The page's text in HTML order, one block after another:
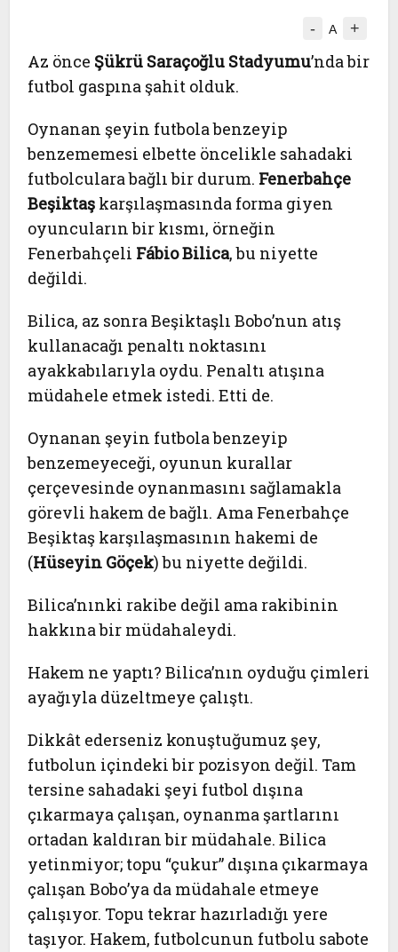
- A +
Az önce Şükrü Saraçoğlu Stadyumu’nda bir
futbol gaspına şahit olduk.
Oynanan şeyin futbola benzeyip
benzememesi elbette öncelikle sahadaki
futbolculara bağlı bir durum. Fenerbahçe
Beşiktaş karşılaşmasında forma giyen
oyuncuların bir kısmı, örneğin
Fenerbahçeli Fábio Bilica, bu niyette
değildi.
Bilica, az sonra Beşiktaşlı Bobo’nun atış
kullanacağı penaltı noktasını
ayakkabılarıyla oydu. Penaltı atışına
müdahele etmek istedi. Etti de.
Oynanan şeyin futbola benzeyip
benzemeyeceği, oyunun kurallar
çerçevesinde oynanmasını sağlamakla
görevli hakem de bağlı. Ama Fenerbahçe
Beşiktaş karşılaşmasının hakemi de
(Hüseyin Göçek) bu niyette değildi.
Bilica’nınki rakibe değil ama rakibinin
hakkına bir müdahaleydi.
Hakem ne yaptı? Bilica’nın oyduğu çimleri
ayağıyla düzeltmeye çalıştı.
Dikkât ederseniz konuştuğumuz şey,
futbolun içindeki bir pozisyon değil. Tam
tersine sahadaki şeyi futbol dışına
çıkarmaya çalışan, oynanma şartlarını
ortadan kaldıran bir müdahale. Bilica
yetinmiyor; topu “çukur” dışına çıkarmaya
çalışan Bobo’ya da müdahale etmeye
çalışıyor. Topu tekrar hazırladığı yere
taşıyor. Hakem, futbolcunun futbolu sabote